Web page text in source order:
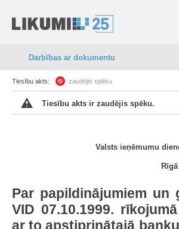
Darbības ar dokumentu
Tiesību akts: zaudējis spēku
Tiesību akts ir zaudējis spēku.
Valsts ieņēmumu
Par papildinājumiem un
VID 07.10.1999.
ar to apstiprinātajā